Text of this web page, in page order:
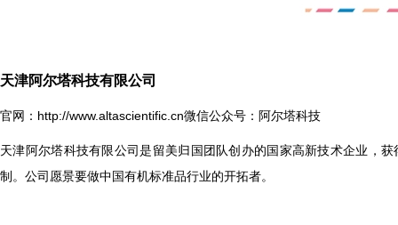
天津阿尔塔科技有限公司
官网： http://www.altascientific.cn微信公众号：阿尔塔科技
天津阿尔塔科技有限公司是留美归国团队创办的国家高新技术企业，
制。公司愿景要做中国有机标准品行业的开拓者。